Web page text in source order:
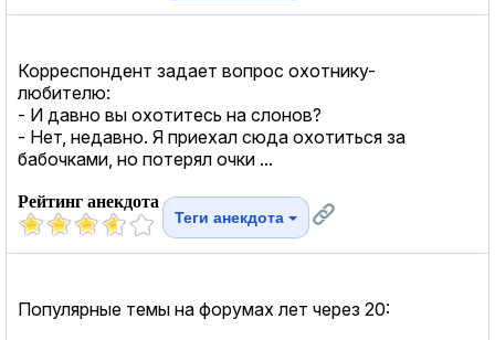
Корреспондент задает вопрос охотнику-
любителю:
- И давно вы охотитесь на слонов?
- Нет, недавно. Я приехал сюда охотиться за
бабочками, но потерял очки ...
Рейтинг анекдота
Теги анекдота
Популярные темы на форумах лет через 20: